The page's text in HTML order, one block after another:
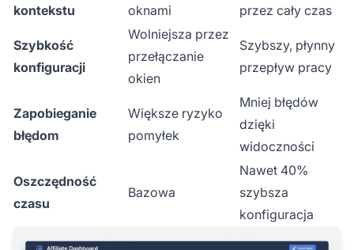
kontekstu
oknami
przez cały czas
Szybkość
konfiguracji
Wolniejsza przez
przełączanie
okien
Szybszy, płynny
przepływ pracy
Zapobieganie
błędom
Większe ryzyko
pomyłek
Mniej błędów
dzięki
widoczności
Oszczędność
czasu
Bazowa
Nawet 40%
szybsza
konfiguracja